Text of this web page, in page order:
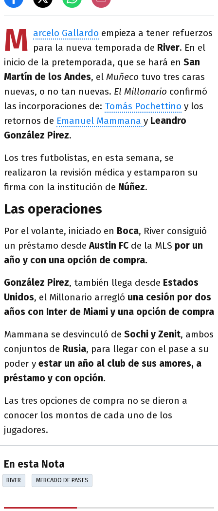
M arcelo Gallardo empieza a tener refuerzos
para la nueva temporada de River. En el
inicio de la pretemporada, que se hará en San
Martín de los Andes, el Muñeco tuvo tres caras
nuevas, o no tan nuevas. El Millonario confirmó
las incorporaciones de: Tomás Pochettino y los
retornos de Emanuel Mammana y Leandro
González Pirez.
Los tres futbolistas, en esta semana, se
realizaron la revisión médica y estamparon su
firma con la institución de Núñez.
Las operaciones
Por el volante, iniciado en Boca, River consiguió
un préstamo desdeAustin FC de la MLS por un
año y con una opción de compra.
González Pirez, también llega desde Estados
Unidos, el Millonario arregló una cesión por dos
años con Inter de Miami y una opción de compra
Mammana se desvinculó de Sochi y Zenit, ambos
conjuntos de Rusia, para llegar con el pase a su
poder y estar un año al club de sus amores, a
préstamo y con opción.
Las tres opciones de compra no se dieron a
conocer los montos de cada uno de los
jugadores.
En esta Nota
RIVER MERCADO DE PASES